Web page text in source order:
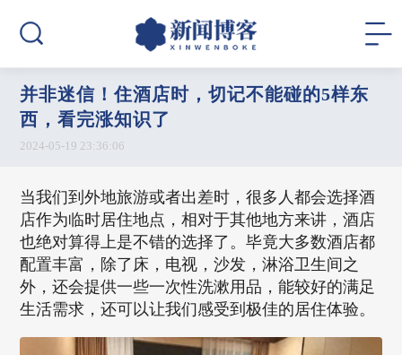
并非迷信！住酒店时，切记不能碰的5样东
西，看完涨知识了
2024-05-19 23:36:06
当我们到外地旅游或者出差时，很多人都会选择酒
店作为临时居住地点，相对于其他地方来讲，酒店
也绝对算得上是不错的选择了。毕竟大多数酒店都
配置丰富，除了床，电视，沙发，淋浴卫生间之
外，还会提供一些一次性洗漱用品，能较好的满足
生活需求，还可以让我们感受到极佳的居住体验。